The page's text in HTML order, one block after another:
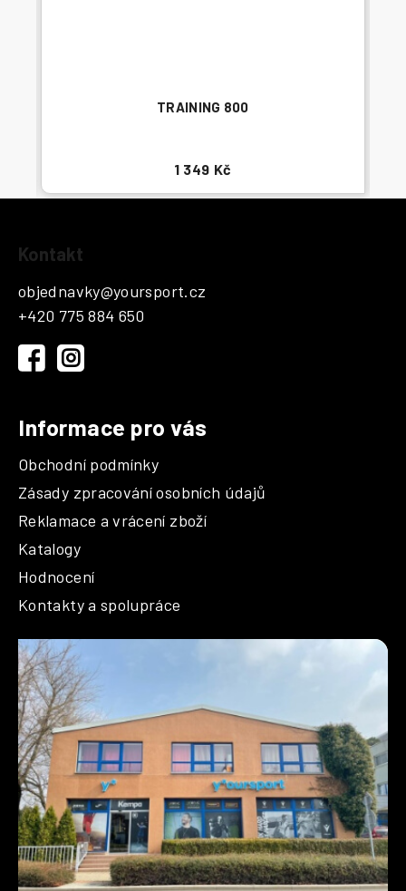
TRAINING 800
1 349 Kč
Kontakt
objednavky@yoursport.cz
+420 775 884 650
Informace pro vás
Obchodní podmínky
Zásady zpracování osobních údajů
Reklamace a vrácení zboží
Katalogy
Hodnocení
Kontakty a spolupráce